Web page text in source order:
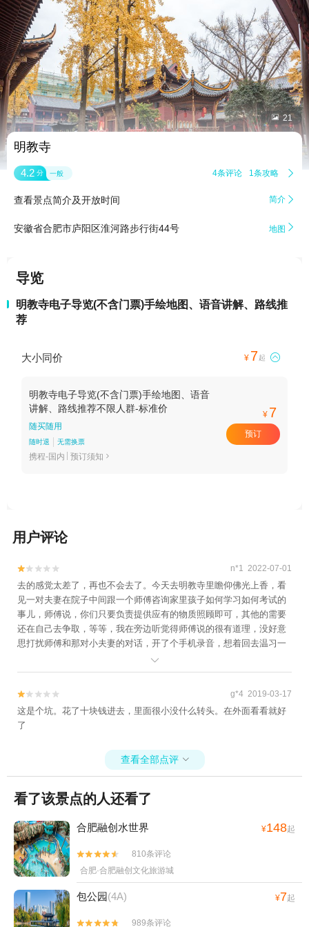
 21
明教寺
4.2 分 一般 4条评论 1条攻略 
查看景点简介及开放时间 简介 
安徽省合肥市庐阳区淮河路步行街44号 地图 
导览
明教寺电子导览(不含门票)手绘地图、语音讲解、路线推
荐
大小同价 ¥ 7起 
明教寺电子导览(不含门票)手绘地图、语音
讲解、路线推荐不限人群-标准价
随买随用
随时退 无需换票
携程-国内 预订须知 
¥ 7
预订
用户评论

 n*1 2022-07-01
去的感觉太差了，再也不会去了。今天去明教寺里瞻仰佛光上香，看
见一对夫妻在院子中间跟一个师傅咨询家里孩子如何学习如何考试的
事儿，师傅说，你们只要负责提供应有的物质照顾即可，其他的需要
还在自己去争取，等等，我在旁边听觉得师傅说的很有道理，没好意
思打扰师傅和那对小夫妻的对话，开了个手机录音，想着回去温习一
下师傅的语录，这也是弘扬佛法弘扬师傅教诲的好事，另外，院子也
不是什么私密场所，虽然未征得师傅同意，但出发点，是善意的。这
自行翻我的手机，把里面录音数据给删了，说，未经过师傅的同意，
侵犯了他人的隐私。好吧，我录音未经过师傅同意，是我的不对，但
佛门净土里的一个护法就可以未经过香客的同意抢过一个私人手机删
也许我录音未经过师傅的同意违反了寺规也或许违反了一些风俗，但
里的数据!一个护法，一个寺庙里的神职人员，以未经过别人的允许进
手机里的数据，不知道这是不是侵犯他人的隐私?如果香客手机里的钱
物丢失，或者被转走，谁负责!?这就是赤裸裸的抢劫! 竟然还发生在佛
门净土大雄宝殿的门前! 这种寺庙，反正我这辈子再也不会去!!!


 g*4 2019-03-17
这是个坑。花了十块钱进去，里面很小没什么转头。在外面看看就好
了
查看全部点评 
看了该景点的人还看了
合肥融创水世界 ¥148起


810条评论
合肥·合肥融创文化旅游城
包公园(4A) ¥7起

 989条评论
